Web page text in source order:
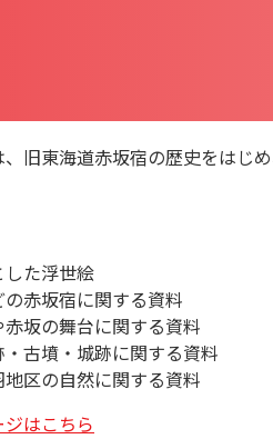
旧東海道赤坂宿の歴史をはじ
た浮世絵
赤坂宿に関する資料
坂の舞台に関する資料
古墳・城跡に関する資料
区の自然に関する資料
はこちら